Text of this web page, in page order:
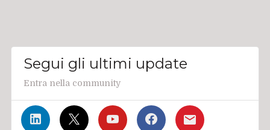
Segui gli ultimi update
Entra nella community